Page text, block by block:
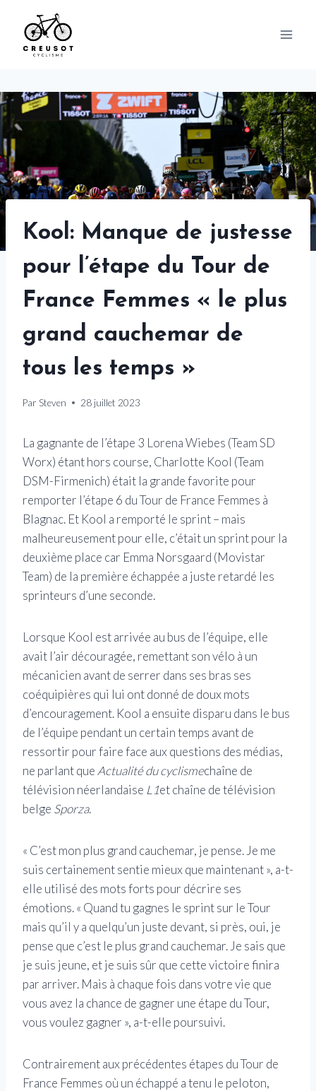
content
Kool: Manque de justesse
pour l’étape du Tour de
France Femmes « le plus
grand cauchemar de
tous les temps »
Par Steven 28 juillet 2023
La gagnante de l’étape 3 Lorena Wiebes (Team SD
Worx) étant hors course, Charlotte Kool (Team
DSM-Firmenich) était la grande favorite pour
remporter l’étape 6 du Tour de France Femmes à
Blagnac. Et Kool a remporté le sprint – mais
malheureusement pour elle, c’était un sprint pour la
deuxième place car Emma Norsgaard (Movistar
Team) de la première échappée a juste retardé les
sprinteurs d’une seconde.
Lorsque Kool est arrivée au bus de l’équipe, elle
avait l’air découragée, remettant son vélo à un
mécanicien avant de serrer dans ses bras ses
coéquipières qui lui ont donné de doux mots
d’encouragement. Kool a ensuite disparu dans le bus
de l’équipe pendant un certain temps avant de
ressortir pour faire face aux questions des médias,
ne parlant que Actualité du cyclismechaîne de
télévision néerlandaise L1et chaîne de télévision
belge Sporza.
« C’est mon plus grand cauchemar, je pense. Je me
suis certainement sentie mieux que maintenant », a-t-
elle utilisé des mots forts pour décrire ses
émotions. « Quand tu gagnes le sprint sur le Tour
mais qu’il y a quelqu’un juste devant, si près, oui, je
pense que c’est le plus grand cauchemar. Je sais que
je suis jeune, et je suis sûr que cette victoire finira
par arriver. Mais à chaque fois dans votre vie que
vous avez la chance de gagner une étape du Tour,
vous voulez gagner », a-t-elle poursuivi.
Contrairement aux précédentes étapes du Tour de
France Femmes où un échappé a tenu le peloton,